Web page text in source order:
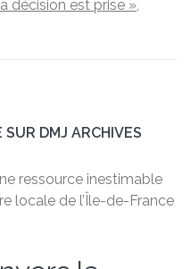
décision est prise »,
DMJ ARCHIVES
ressource inestimable
locale de l’Île-de-France